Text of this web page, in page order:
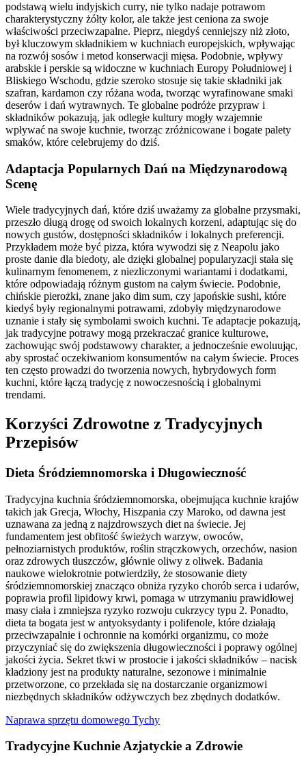
podstawą wielu indyjskich curry, nie tylko nadaje potrawom
charakterystyczny żółty kolor, ale także jest ceniona za swoje
właściwości przeciwzapalne. Pieprz, niegdyś cenniejszy niż złoto,
był kluczowym składnikiem w kuchniach europejskich, wpływając
na rozwój sosów i metod konserwacji mięsa. Podobnie, wpływy
arabskie i perskie są widoczne w kuchniach Europy Południowej i
Bliskiego Wschodu, gdzie szeroko stosuje się takie składniki jak
szafran, kardamon czy różana woda, tworząc wyrafinowane smaki
deserów i dań wytrawnych. Te globalne podróże przypraw i
składników pokazują, jak odległe kultury mogły wzajemnie
wpływać na swoje kuchnie, tworząc zróżnicowane i bogate palety
smaków, które celebrujemy do dziś.
Adaptacja Popularnych Dań na Międzynarodową
Scenę
Wiele tradycyjnych dań, które dziś uważamy za globalne przysmaki,
przeszło długą drogę od swoich lokalnych korzeni, adaptując się do
nowych gustów, dostępności składników i lokalnych preferencji.
Przykładem może być pizza, która wywodzi się z Neapolu jako
proste danie dla biedoty, ale dzięki globalnej popularyzacji stała się
kulinarnym fenomenem, z niezliczonymi wariantami i dodatkami,
które odpowiadają różnym gustom na całym świecie. Podobnie,
chińskie pierożki, znane jako dim sum, czy japońskie sushi, które
kiedyś były regionalnymi potrawami, zdobyły międzynarodowe
uznanie i stały się symbolami swoich kuchni. Te adaptacje pokazują,
jak tradycyjne potrawy mogą przekraczać granice kulturowe,
zachowując swój podstawowy charakter, a jednocześnie ewoluując,
aby sprostać oczekiwaniom konsumentów na całym świecie. Proces
ten często prowadzi do tworzenia nowych, hybrydowych form
kuchni, które łączą tradycję z nowoczesnością i globalnymi
trendami.
Korzyści Zdrowotne z Tradycyjnych
Przepisów
Dieta Śródziemnomorska i Długowieczność
Tradycyjna kuchnia śródziemnomorska, obejmująca kuchnie krajów
takich jak Grecja, Włochy, Hiszpania czy Maroko, od dawna jest
uznawana za jedną z najzdrowszych diet na świecie. Jej
fundamentem jest obfitość świeżych warzyw, owoców,
pełnoziarnistych produktów, roślin strączkowych, orzechów, nasion
oraz zdrowych tłuszczów, głównie oliwy z oliwek. Badania
naukowe wielokrotnie potwierdziły, że stosowanie diety
śródziemnomorskiej znacząco obniża ryzyko chorób serca i udarów,
poprawia profil lipidowy krwi, pomaga w utrzymaniu prawidłowej
masy ciała i zmniejsza ryzyko rozwoju cukrzycy typu 2. Ponadto,
dieta ta bogata jest w antyoksydanty i polifenole, które działają
przeciwzapalnie i ochronnie na komórki organizmu, co może
przyczyniać się do zwiększenia długowieczności i poprawy ogólnej
jakości życia. Sekret tkwi w prostocie i jakości składników – nacisk
kładziony jest na produkty naturalne, sezonowe i minimalnie
przetworzone, co przekłada się na dostarczanie organizmowi
niezbędnych składników odżywczych bez zbędnych dodatków.
Naprawa sprzętu domowego Tychy
Tradycyjne Kuchnie Azjatyckie a Zdrowie